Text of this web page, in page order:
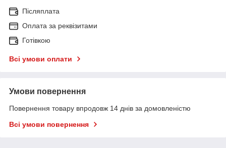
Післяплата
Оплата за реквізитами
Готівкою
Всі умови оплати
Умови повернення
Повернення товару впродовж 14 днів за домовленістю
Всі умови повернення